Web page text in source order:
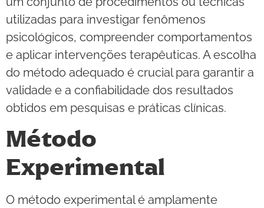
utilizadas para investigar fenômenos
psicológicos, compreender comportamentos
e aplicar intervenções terapêuticas. A escolha
do método adequado é crucial para garantir a
validade e a confiabilidade dos resultados
obtidos em pesquisas e práticas clínicas.
Método
Experimental
O método experimental é amplamente